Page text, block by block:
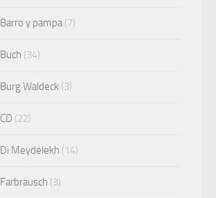
Barro y pampa(7)
Buch (34)
Burg Waldeck (3)
CD (22)
Di Meydelekh (14)
Farbrausch (3)